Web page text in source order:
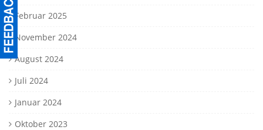
Februar 2025
November 2024
August 2024
Juli 2024
Januar 2024
Oktober 2023